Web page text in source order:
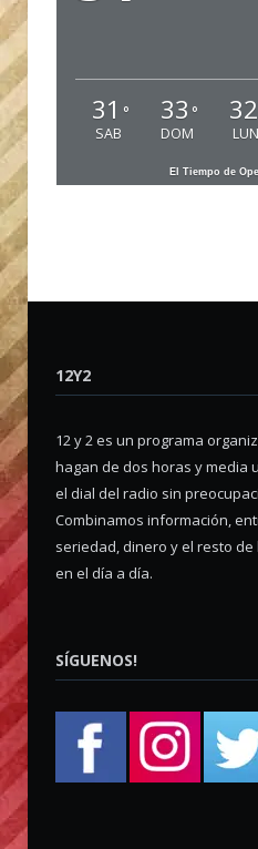
31 °
SAB
33 °
DOM
32
LUN
El Tiempo de
12Y2
12 y 2 es un programa
hagan de dos horas y media
el dial del radio sin
Combinamos información,
seriedad, dinero y el resto
en el día a día.
SÍGUENOS!